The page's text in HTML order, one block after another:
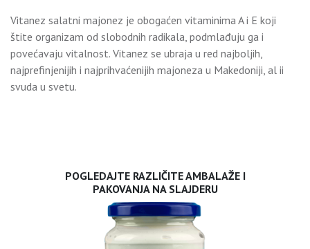
Vitanez salatni majonez je obogaćen vitaminima A i E koji
štite organizam od slobodnih radikala, podmlađuju ga i
povećavaju vitalnost. Vitanez se ubraja u red najboljih,
najprefinjenijih i najprihvaćenijih majoneza u Makedoniji, al ii
svuda u svetu.
POGLEDAJTE RAZLIČITE AMBALAŽE I
PAKOVANJA NA SLAJDERU